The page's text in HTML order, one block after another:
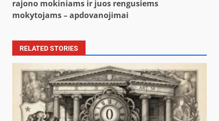
rajono mokiniams ir juos rengusiems
mokytojams – apdovanojimai
RELATED STORIES